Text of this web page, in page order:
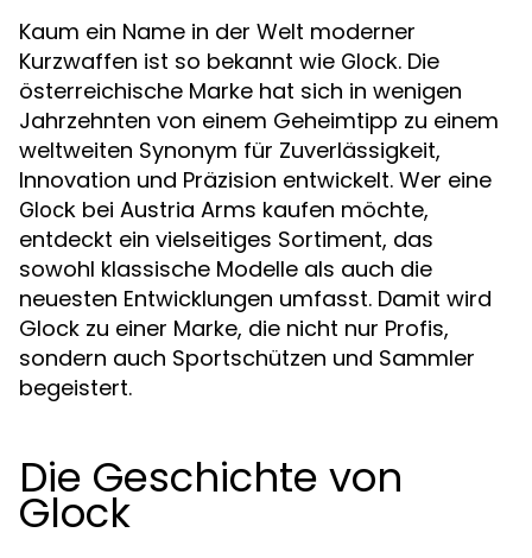
Kaum ein Name in der Welt moderner
Kurzwaffen ist so bekannt wie Glock. Die
österreichische Marke hat sich in wenigen
Jahrzehnten von einem Geheimtipp zu einem
weltweiten Synonym für Zuverlässigkeit,
Innovation und Präzision entwickelt. Wer eine
Glock bei Austria Arms kaufen möchte,
entdeckt ein vielseitiges Sortiment, das
sowohl klassische Modelle als auch die
neuesten Entwicklungen umfasst. Damit wird
Glock zu einer Marke, die nicht nur Profis,
sondern auch Sportschützen und Sammler
begeistert.
Die Geschichte von
Glock